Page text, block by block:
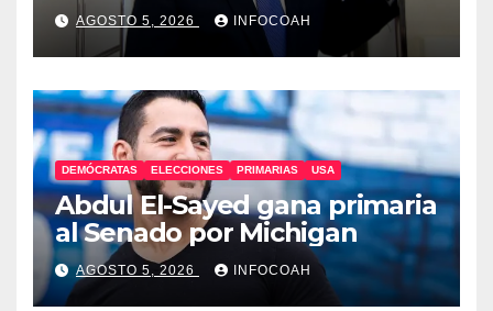
AGOSTO 5, 2026 INFOCOAH
DEMÓCRATAS ELECCIONES PRIMARIAS USA
Abdul El-Sayed gana primaria
al Senado por Michigan
AGOSTO 5, 2026 INFOCOAH